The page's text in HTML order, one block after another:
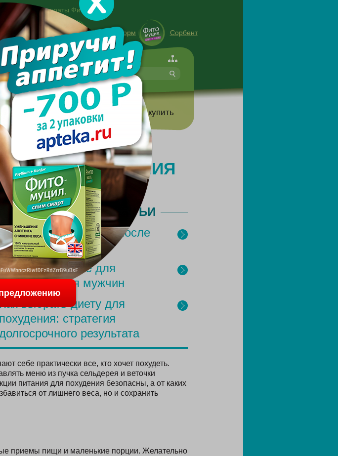
Другие препараты Фитомуцил:
Норм Холестенорм Сорбент
форте
Консультация специалиста:
+7 495 744-06-27
знать Вопрос-ответ Где купить
ДЛЯ ПОХУДЕНИЯ
ПОСЛЕДНИЕ СТАТЬИ
для похудения после
питание для
для мужчин
выбрать диету для
похудения: стратегия
результата
себе практически все, кто хочет похудеть.
меню из пучка сельдерея и веточки
питания для похудения безопасны, а от каких
от лишнего веса, но и сохранить
приемы пищи и маленькие порции. Желательно